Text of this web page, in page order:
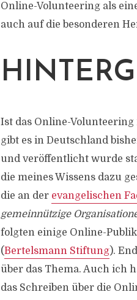
Online-Volunteering als
auch auf die besonderen
Ist das Online-
gibt es in Deutschland
und veröffentlicht wurde
die meines Wissens dazu
die an der evangelischen
gemeinnützige
folgten einige Online-
(Bertelsmann Stiftung).
über das Thema. Auch ich
das Schreiben über die